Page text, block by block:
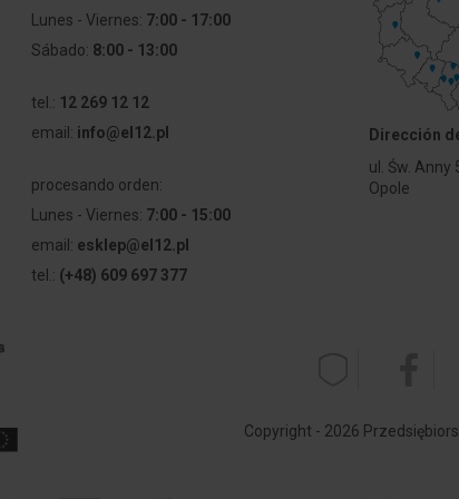
Lunes - Viernes: 7:00 - 17:00
Sábado: 8:00 - 13:00
tel.: 12 269 12 12
email: info@el12.pl
procesando orden:
Lunes - Viernes: 7:00 - 15:00
email: esklep@el12.pl
tel.: (+48) 609 697 377
Dirección
ul. Św. Anny
Opole
Copyright - 2026